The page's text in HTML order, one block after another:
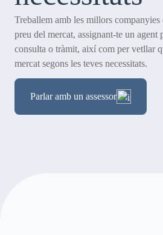
Treballem amb les millors
preu del mercat, assignant-te un agent
consulta o tràmit, així com per vetllar
mercat segons les teves necessitats.
Parlar amb un assessor